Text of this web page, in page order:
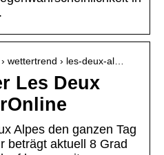
wettertrend › les-deux-al…
Les Deux
Alpes den ganzen Tag
beträgt aktuell 8 Grad